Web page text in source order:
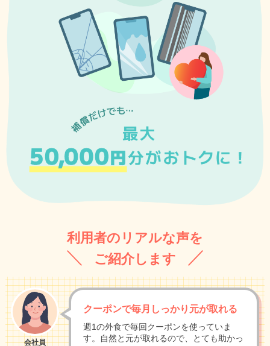
利用者のリアルな声を
ご紹介します
会社員
クーポンで毎月しっかり元が取れる
週1の外食で毎回クーポンを使っていま
す。自然と元が取れるので、とても助かっ